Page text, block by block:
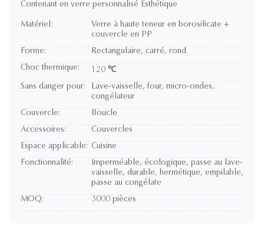
Contenant en verre personnalisé Esthétique
Matériel:
Verre à haute teneur en borosilicate +
couvercle en PP
Forme:
Rectangulaire, carré, rond
Choc thermique:
120 ℃
Sans danger pour:
Lave-vaisselle, four, micro-ondes,
congélateur
Couvercle:
Boucle
Accessoires:
Couvercles
Espace applicable: Cuisine
Fonctionnalité:
Imperméable, écologique, passe au lave-
vaisselle, durable, hermétique, empilable,
passe au congélate
MOQ:
3000 pièces